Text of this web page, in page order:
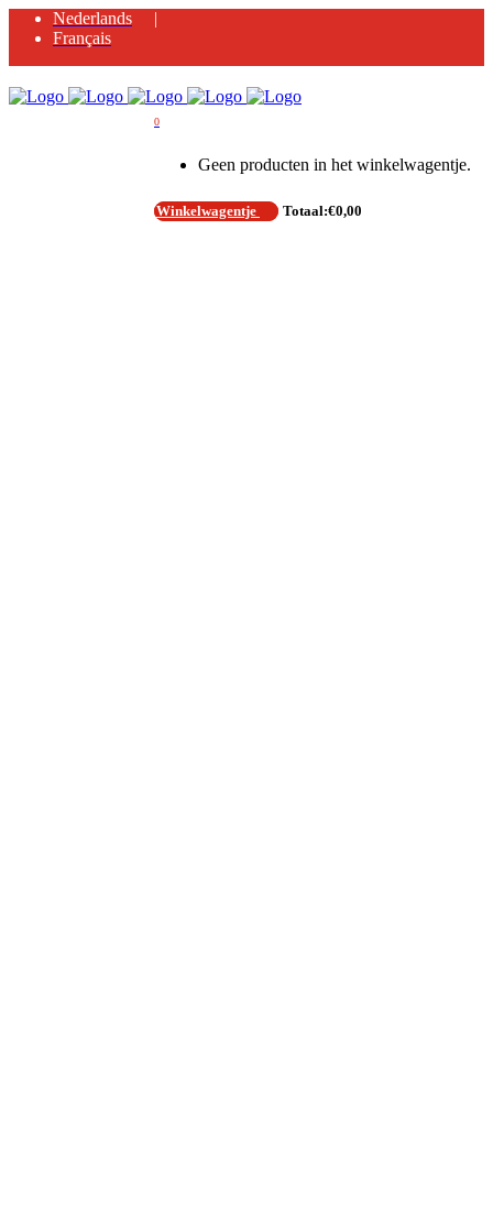
Nederlands
Français
0
Geen producten in het winkelwagentje.
Winkelwagentje Totaal:€0,00